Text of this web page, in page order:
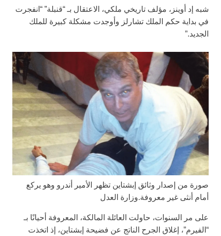
شبه إد أوينز، مؤلف تاريخي ملكي، الاعتقال بـ “قنبلة” “انفجرت
في بداية حكم الملك تشارلز وأوجدت مشكلة كبيرة للملك
الجديد.”
صورة من إصدار وثائق إبشتاين تظهر الأمير أندرو وهو يركع
أمام أنثى غير معروفة.وزارة العدل
على مر السنوات، حاولت العائلة المالكة، المعروفة أحيانًا بـ
“الفيرم”، إغلاق الجرح الناتج عن فضيحة إبشتاين، إذ اتخذت